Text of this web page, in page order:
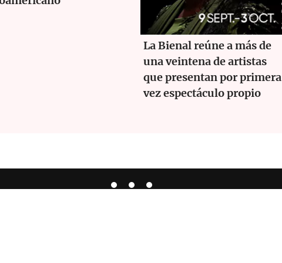
La Bienal reúne a más de
una veintena de artistas
que presentan por primera
vez espectáculo propio